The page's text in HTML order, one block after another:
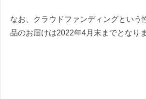
なお、クラウドファンディングという
品のお届けは2022年4月末までとなりま